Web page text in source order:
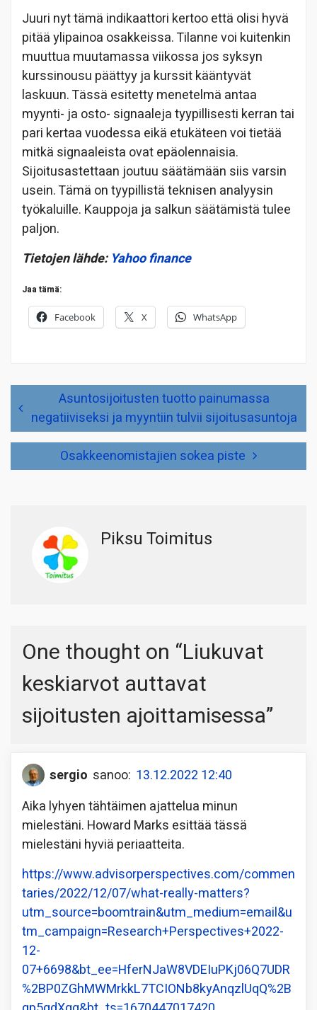
Juuri nyt tämä indikaattori kertoo että olisi hyvä
pitää ylipainoa osakkeissa. Tilanne voi kuitenkin
muuttua muutamassa viikossa jos syksyn
kurssinousu päättyy ja kurssit kääntyvät
laskuun. Tässä esitetty menetelmä antaa
myynti- ja osto- signaaleja tyypillisesti kerran tai
pari kertaa vuodessa eikä etukäteen voi tietää
mitkä signaaleista ovat epäolennaisia.
Sijoitusastettaan joutuu säätämään siis varsin
usein. Tämä on tyypillistä teknisen analyysin
työkaluille. Kauppoja ja salkun säätämistä tulee
paljon.
Tietojen lähde:Yahoo finance
Jaa tämä:
Facebook X WhatsApp
selaus
Asuntosijoitusten tuotto painumassa
negatiiviseksi ja myyntiin tulvii sijoitusasuntoja
Osakkeenomistajien sokea piste
Piksu Toimitus
One thought on “Liukuvat
keskiarvot auttavat
sijoitusten ajoittamisessa”
sergio sanoo: 13.12.2022 12:40
Aika lyhyen tähtäimen ajattelua minun
mielestäni. Howard Marks esittää tässä
mielestäni hyviä periaatteita.
https://www.advisorperspectives.com/commen
taries/2022/12/07/what-really-matters?
utm_source=boomtrain&utm_medium=email&u
tm_campaign=Research+Perspectives+2022-
12-
07+6698&bt_ee=HferNJaW8VDEIuPKj06Q7UDR
%2BP0ZGhMWMrkkL7TCIONb8kyAnqzlUqQ%2B